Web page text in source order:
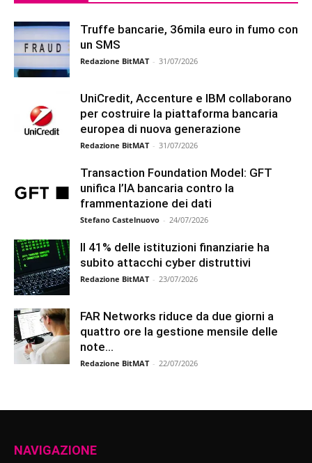
Truffe bancarie, 36mila euro in fumo con
un SMS
Redazione BitMAT - 31/07/2026
UniCredit, Accenture e IBM collaborano
per costruire la piattaforma bancaria
europea di nuova generazione
Redazione BitMAT - 31/07/2026
Transaction Foundation Model: GFT
unifica l’IA bancaria contro la
frammentazione dei dati
Stefano Castelnuovo - 24/07/2026
Il 41% delle istituzioni finanziarie ha
subito attacchi cyber distruttivi
Redazione BitMAT - 23/07/2026
FAR Networks riduce da due giorni a
quattro ore la gestione mensile delle
note...
Redazione BitMAT - 22/07/2026
NAVIGAZIONE